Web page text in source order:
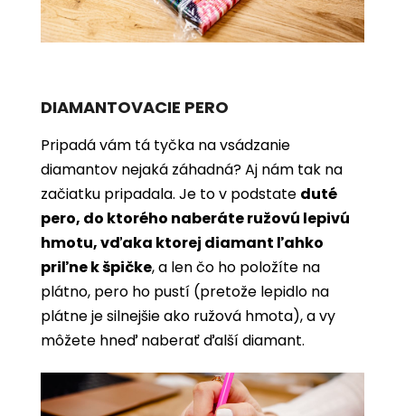
DIAMANTOVACIE PERO
Pripadá vám tá tyčka na vsádzanie
diamantov nejaká záhadná? Aj nám tak na
začiatku pripadala. Je to v podstate duté
pero, do ktorého naberáte ružovú lepivú
hmotu, vďaka ktorej diamant ľahko
priľne k špičke, a len čo ho položíte na
plátno, pero ho pustí (pretože lepidlo na
plátne je silnejšie ako ružová hmota), a vy
môžete hneď naberať ďalší diamant.